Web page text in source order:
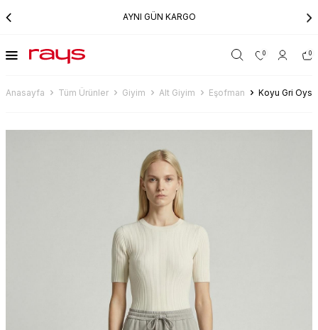
AYNI GÜN KARGO
0 0
Anasayfa Tüm Ürünler Giyim Alt Giyim Eşofman Koyu Gri